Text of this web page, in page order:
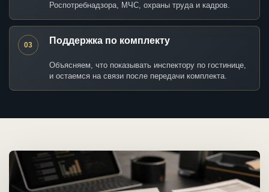
Роспотребнадзора, МЧС, охраны труда и кадров.
03 Поддержка по комплекту
Объясняем, что показывать инспектору по гостинице,
и остаемся на связи после передачи комплекта.